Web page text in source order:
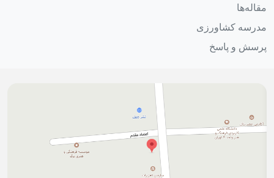
مقاله‌ها
مدرسه کشاورزی
پرسش و پاسخ